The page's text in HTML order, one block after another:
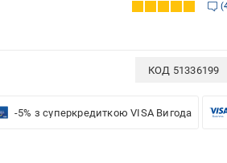
КОД 51336199
-5% з суперкредиткою VISA Вигода